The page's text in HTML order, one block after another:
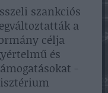
szankciós
a
célja
és
-